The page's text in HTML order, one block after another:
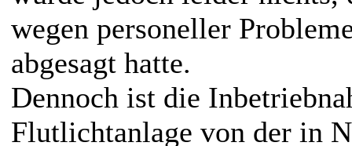
wegen personeller
abgesagt hatte.
Dennoch ist die
Flutlichtanlage von der in